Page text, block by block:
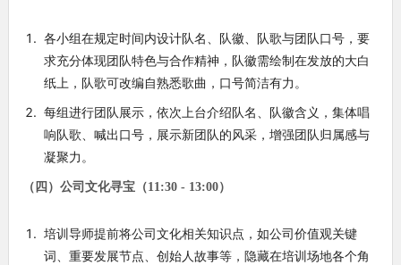
各小组在规定时间内设计队名、队徽、队歌与团队口号，要
求充分体现团队特色与合作精神，队徽需绘制在发放的大白
纸上，队歌可改编自熟悉歌曲，口号简洁有力。
每组进行团队展示，依次上台介绍队名、队徽含义，集体唱
响队歌、喊出口号，展示新团队的风采，增强团队归属感与
凝聚力。
（四）公司文化寻宝（11:30 - 13:00）
培训导师提前将公司文化相关知识点，如公司价值观关键
词、重要发展节点、创始人故事等，隐藏在培训场地各个角